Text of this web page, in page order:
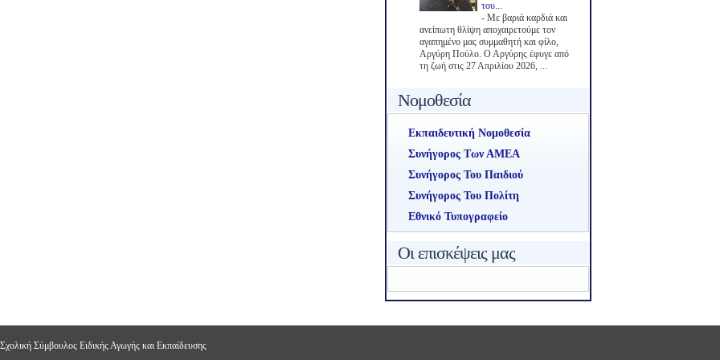
του...
- Με βαριά καρδιά και
ανείπωτη θλίψη αποχαιρετούμε τον
αγαπημένο μας συμμαθητή και φίλο,
Αργύρη Πούλο. Ο Αργύρης έφυγε από
τη ζωή στις 27 Απριλίου 2026, ...
Νομοθεσία
Εκπαιδευτική Νομοθεσία
Συνήγορος Των ΑΜΕΑ
Συνήγορος Του Παιδιού
Συνήγορος Του Πολίτη
Εθνικό Τυπογραφείο
Οι επισκέψεις μας
Σύμβουλος Ειδικής Αγωγής και Εκπαίδευσης